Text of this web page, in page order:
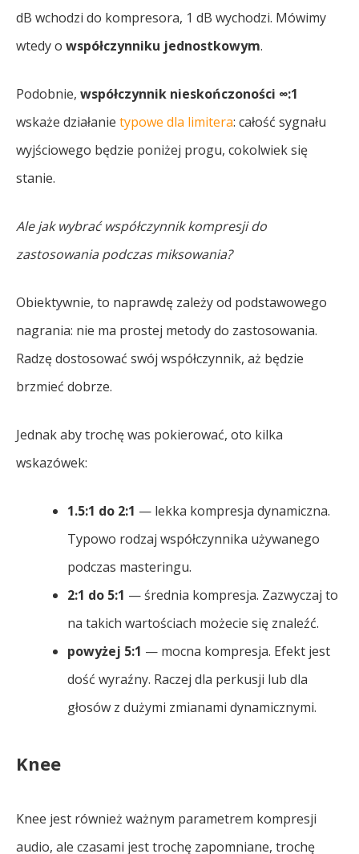
dB wchodzi do kompresora, 1 dB wychodzi. Mówimy
wtedy o współczynniku jednostkowym.
Podobnie, współczynnik nieskończoności ∞:1
wskaże działanie typowe dla limitera: całość sygnału
wyjściowego będzie poniżej progu, cokolwiek się
stanie.
Ale jak wybrać współczynnik kompresji do
zastosowania podczas miksowania?
Obiektywnie, to naprawdę zależy od podstawowego
nagrania: nie ma prostej metody do zastosowania.
Radzę dostosować swój współczynnik, aż będzie
brzmieć dobrze.
Jednak aby trochę was pokierować, oto kilka
wskazówek:
1.5:1 do 2:1 — lekka kompresja dynamiczna.
Typowo rodzaj współczynnika używanego
podczas masteringu.
2:1 do 5:1 — średnia kompresja. Zazwyczaj to
na takich wartościach możecie się znaleźć.
powyżej 5:1 — mocna kompresja. Efekt jest
dość wyraźny. Raczej dla perkusji lub dla
głosów z dużymi zmianami dynamicznymi.
Knee
Knee jest również ważnym parametrem kompresji
audio, ale czasami jest trochę zapomniane, trochę